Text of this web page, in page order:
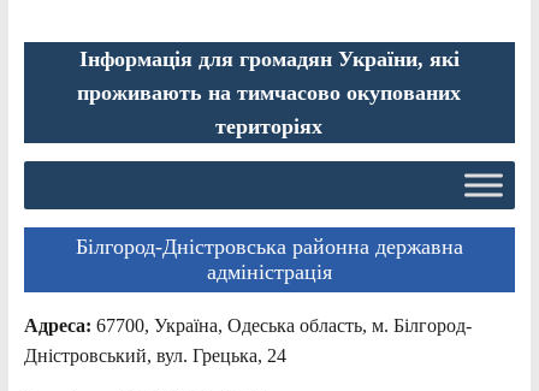
Інформація для громадян України, які
проживають на тимчасово окупованих
територіях
Білгород-Дністровська районна державна
адміністрація
Адреса: 67700, Україна, Одеська область, м. Білгород-
Дністровський, вул. Грецька, 24